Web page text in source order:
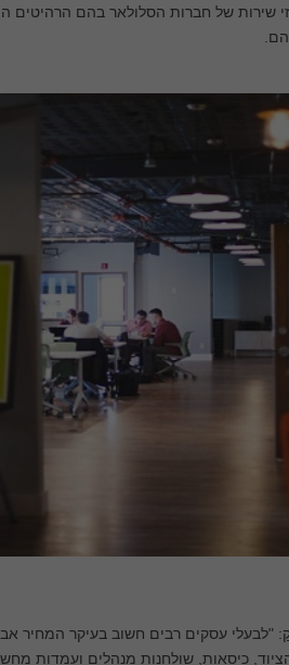
שירות של חברות הסלולאר בהם
: "לבעלי עסקים רבים חשוב בעיקר המחיר
כיסאות, שולחנות מנהלים ועמדות